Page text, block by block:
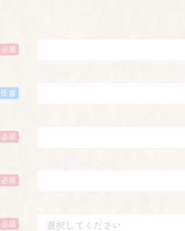
必須
任意
必須
必須
必須